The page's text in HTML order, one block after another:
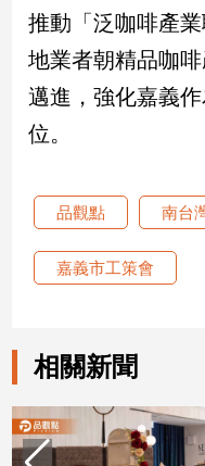
推動「泛咖啡產
地業者朝精品咖
邁進，強化嘉義
位。
品觀點 南台
嘉義市工策會
相關新聞